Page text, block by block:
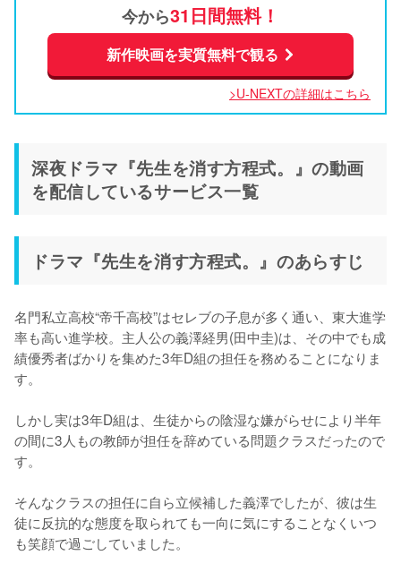
今から31日間無料！
新作映画を実質無料で観る
>U-NEXTの詳細はこちら
深夜ドラマ『先生を消す方程式。』の動画
を配信しているサービス一覧
ドラマ『先生を消す方程式。』のあらすじ
名門私立高校“帝千高校”はセレブの子息が多く通い、東大進学
率も高い進学校。主人公の義澤経男(田中圭)は、その中でも成
績優秀者ばかりを集めた3年D組の担任を務めることになりま
す。
しかし実は3年D組は、生徒からの陰湿な嫌がらせにより半年
の間に3人もの教師が担任を辞めている問題クラスだったので
す。
そんなクラスの担任に自ら立候補した義澤でしたが、彼は生
徒に反抗的な態度を取られても一向に気にすることなくいつ
も笑顔で過ごしていました。